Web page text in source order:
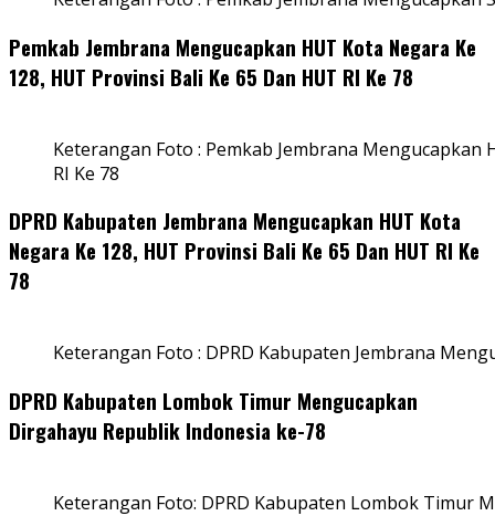
Pemkab Jembrana Mengucapkan HUT Kota Negara Ke
128, HUT Provinsi Bali Ke 65 Dan HUT RI Ke 78
Keterangan Foto : Pemkab Jembrana Mengucapkan
RI Ke 78
DPRD Kabupaten Jembrana Mengucapkan HUT Kota
Negara Ke 128, HUT Provinsi Bali Ke 65 Dan HUT RI Ke
78
Keterangan Foto : DPRD Kabupaten Jembrana
DPRD Kabupaten Lombok Timur Mengucapkan
Dirgahayu Republik Indonesia ke-78
Keterangan Foto: DPRD Kabupaten Lombok Timur